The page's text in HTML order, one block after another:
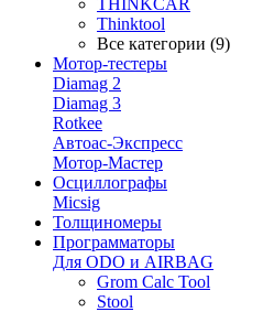
THINKCAR
Thinktool
Все категории (9)
Мотор-тестеры
Diamag 2
Diamag 3
Rotkee
Автоас-Экспресс
Мотор-Мастер
Осциллографы
Micsig
Толщиномеры
Программаторы
Для ODO и AIRBAG
Grom Calc Tool
Stool